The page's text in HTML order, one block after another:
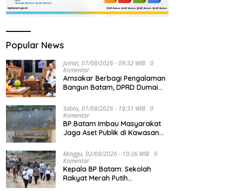
Popular News
Jumat, 07/08/2026 - 09:32 WIB
0
Komentar
Amsakar Berbagi Pengalaman
Bangun Batam, DPRD Dumai
Investasi
Sabtu, 01/08/2026 - 19:31 WIB
0
Komentar
BP Batam Imbau Masyarakat
Jaga Aset Publik di Kawasan
Minggu, 02/08/2026 - 10:36 WIB
0
Komentar
Kepala BP Batam: Sekolah
Rakyat Merah Putih